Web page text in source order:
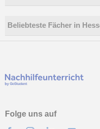
Beliebteste Fächer in
Folge uns auf